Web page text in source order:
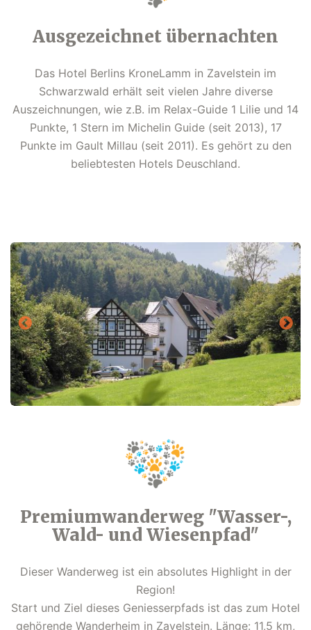
Ausgezeichnet übernachten
Das Hotel Berlins KroneLamm in Zavelstein im
Schwarzwald erhält seit vielen Jahre diverse
Auszeichnungen, wie z.B. im Relax-Guide 1 Lilie und 14
Punkte, 1 Stern im Michelin Guide (seit 2013), 17
Punkte im Gault Millau (seit 2011). Es gehört zu den
beliebtesten Hotels Deuschland.
Premiumwanderweg "Wasser-,
Wald- und Wiesenpfad"
Dieser Wanderweg ist ein absolutes Highlight in der
Region!
Start und Ziel dieses Geniesserpfads ist das zum Hotel
gehörende Wanderheim in Zavelstein. Länge: 11,5 km,